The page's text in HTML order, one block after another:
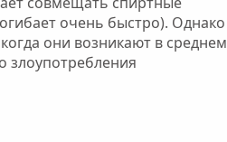
очень быстро). Однако
они возникают в среднем
злоупотребления